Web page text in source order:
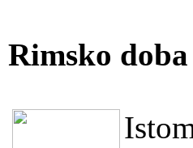
Rimsko doba